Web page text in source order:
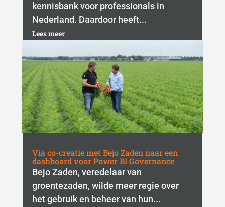
kennisbank voor professionals in
Nederland. Daardoor heeft...
Lees meer
Via co-creatie met Bejo Zaden naar een
dashboard voor Power BI Governance
Bejo Zaden, veredelaar van
groentezaden, wilde meer regie over
het gebruik en beheer van hun...